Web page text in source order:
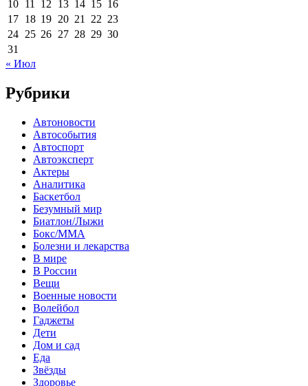
10 11 12 13 14 15 16
17 18 19 20 21 22 23
24 25 26 27 28 29 30
31
« Июл
Рубрики
Автоновости
Автособытия
Автоспорт
Автоэксперт
Актеры
Аналитика
Баскетбол
Безумный мир
Биатлон/Лыжи
Бокс/MMA
Болезни и лекарства
В мире
В России
Вещи
Военные новости
Волейбол
Гаджеты
Дети
Дом и сад
Еда
Звёзды
Здоровье